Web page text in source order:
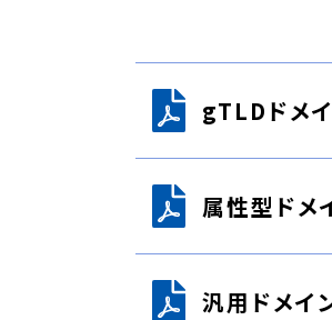
gTLDドメ
属性型ドメ
汎用ドメイ